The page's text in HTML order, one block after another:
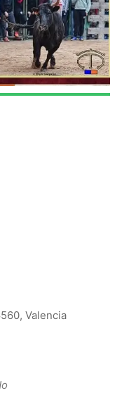
Valencia